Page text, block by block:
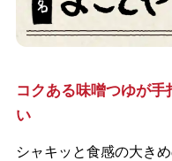
コクある味噌つゆが手
い
シャキッと食感の大き